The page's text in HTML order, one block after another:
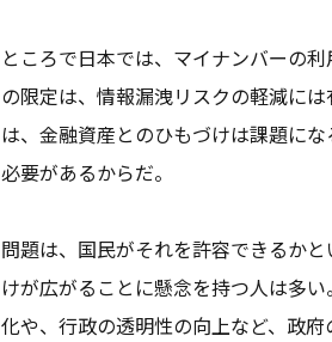
ところで日本では、マイナンバーの
の限定は、情報漏洩リスクの軽減に
は、金融資産とのひもづけは課題に
必要があるからだ。
問題は、国民がそれを許容できるか
けが広がることに懸念を持つ人は多
化や、行政の透明性の向上など、政